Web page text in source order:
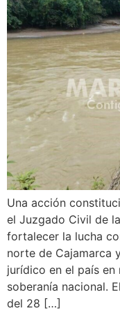
Una acción
el Juzgado Civil de
fortalecer la lucha
norte de Cajamarca
jurídico en el país
soberanía nacional.
del 28 […]